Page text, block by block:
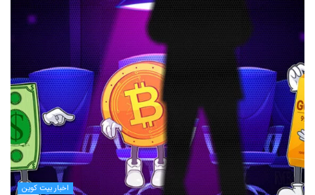
اخبار بیت کوین